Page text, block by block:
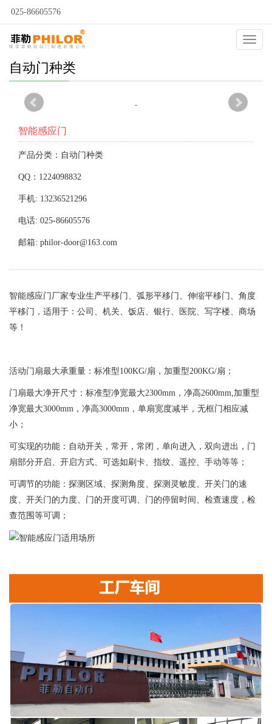
025-86605576
自动门种类
智能感应门
产品分类：自动门种类
QQ：1224098832
手机: 13236521296
电话: 025-86605576
邮箱: philor-door@163.com
智能感应门厂家专业生产平移门、弧形平移门、伸缩平移门、角度
平移门，适用于：公司、机关、饭店、银行、医院、写字楼、商场
等！
活动门扇最大承重量：标准型100KG/扇，加重型200KG/扇；
门扇最大净开尺寸：标准型净宽最大2300mm，净高2600mm,加重型
净宽最大3000mm，净高3000mm，单扇宽度减半，无框门相应减
小；
可实现的功能：自动开关，常开，常闭，单向进入，双向进出，门
扇部分开启、开启方式、可选如刷卡、指纹、遥控、手动等等；
可调节的功能：探测区域、探测角度、探测灵敏度、开关门的速
度、开关门的力度、门的开度可调、门的停留时间、检查速度，检
查范围等可调；